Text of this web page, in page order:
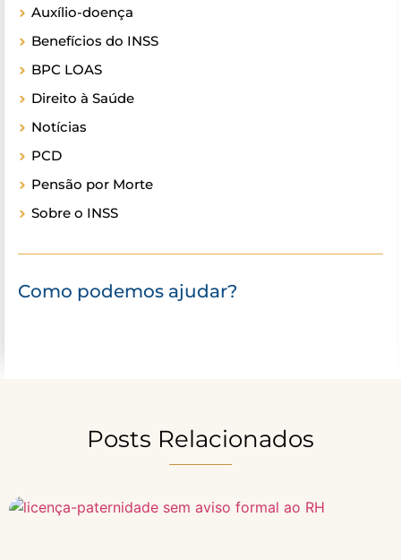
Auxílio-doença
Benefícios do INSS
BPC LOAS
Direito à Saúde
Notícias
PCD
Pensão por Morte
Sobre o INSS
Como podemos ajudar?
Posts Relacionados